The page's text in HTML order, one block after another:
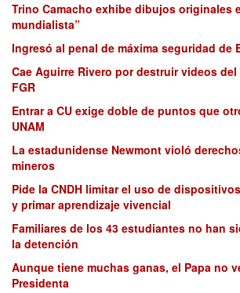
Trino Camacho exhibe dibujos originales
mundialista”
Ingresó al penal de máxima seguridad de
Cae Aguirre Rivero por destruir videos
FGR
Entrar a CU exige doble de puntos que
UNAM
La estadunidense Newmont violó
mineros
Pide la CNDH limitar el uso de
y primar aprendizaje vivencial
Familiares de los 43 estudiantes no han
la detención
Aunque tiene muchas ganas, el Papa no
Presidenta